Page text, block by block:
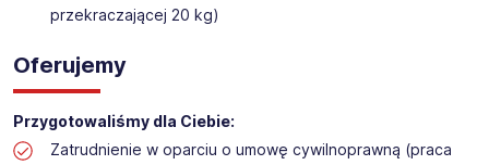
przekraczającej 20 kg)
Oferujemy
Przygotowaliśmy dla Ciebie:
Zatrudnienie w oparciu o umowę cywilnoprawną (praca